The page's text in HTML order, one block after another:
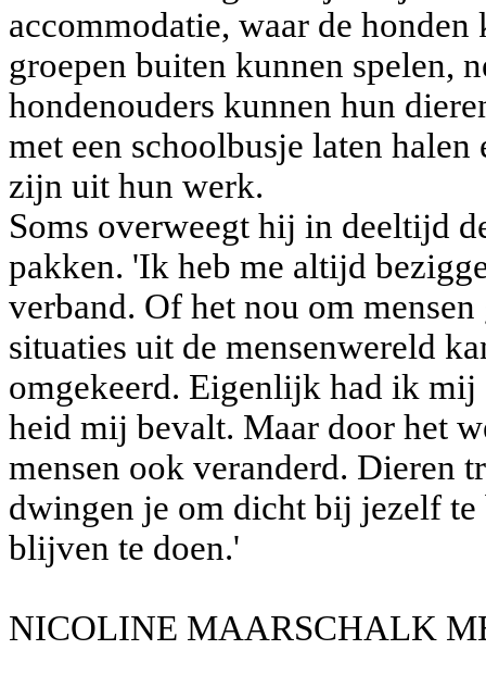
accommodatie, waar de
groepen buiten kunnen spelen,
hondenouders kunnen hun
met een schoolbusje laten
zijn uit hun werk.
Soms overweegt hij in deeltijd
pakken. 'Ik heb me altijd
verband. Of het nou om
situaties uit de mensenwereld
omgekeerd. Eigenlijk had ik
heid mij bevalt. Maar door het
mensen ook veranderd. Dieren
dwingen je om dicht bij jezelf
blijven te doen.'
NICOLINE MAARSCHALK